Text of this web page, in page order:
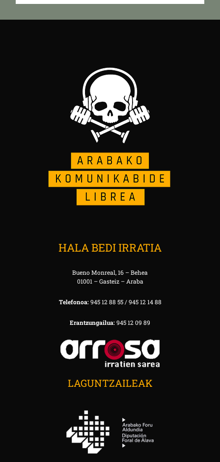
HALA BEDI IRRATIA
Bueno Monreal, 16 – Behea
01001 – Gasteiz – Araba
Telefonoa:945 12 88 55 / 945 12 14 88
Erantzungailua:945 12 09 89
LAGUNTZAILEAK